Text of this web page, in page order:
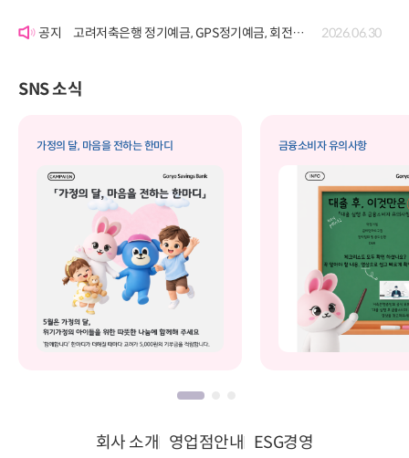
고려저축은행 정기예금, GPS정기예금, 회전정기예금, GPS회전정기예금, 자유적립예금, 퇴직연금정기예금, 보고파플러스 파킹통장(기업포함)의 금리 변경 공시
2026.06.30
SNS 소식
가정의 달, 마음을 전하는 한마디 금융소비자 유의사항
회사 소개 영업점안내 ESG경영